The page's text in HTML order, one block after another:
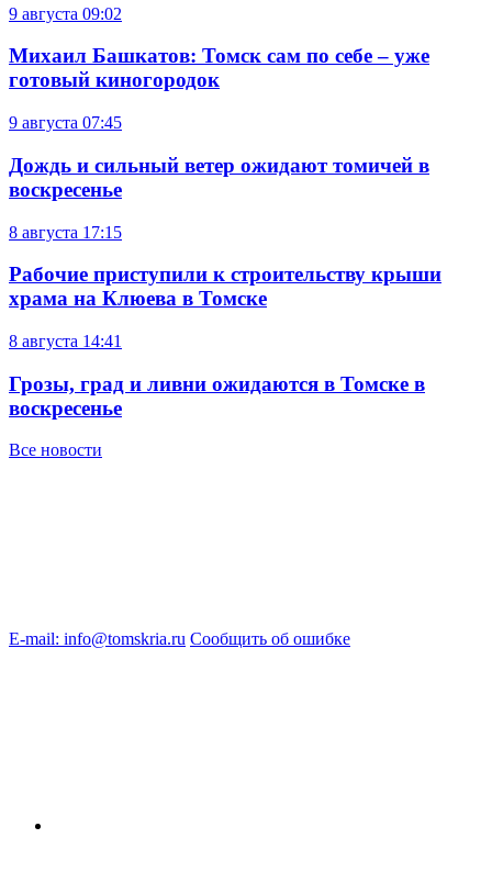
9 августа 09:02
Михаил Башкатов: Томск сам по себе – уже
готовый киногородок
9 августа 07:45
Дождь и сильный ветер ожидают томичей в
воскресенье
8 августа 17:15
Рабочие приступили к строительству крыши
храма на Клюева в Томске
8 августа 14:41
Грозы, град и ливни ожидаются в Томске в
воскресенье
Все новости
E-mail: info@tomskria.ru Сообщить об ошибке